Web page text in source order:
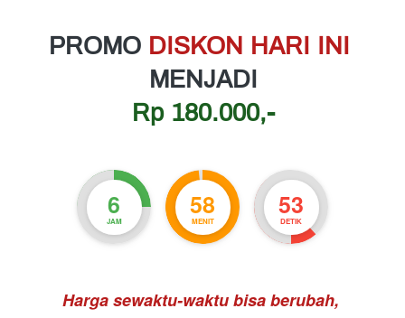
PROMO
MENJADI
Rp 180.000,-
6
JAM
58
MENIT
52
DETIK
Harga sewaktu-waktu bisa berubah,